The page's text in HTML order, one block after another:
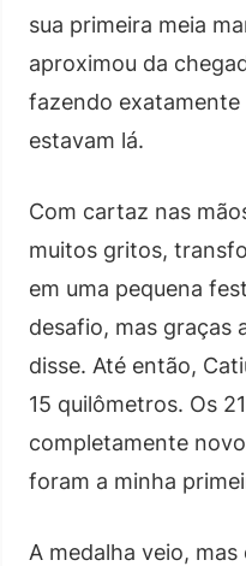
sua primeira meia
aproximou da
fazendo
estavam lá.
Com cartaz nas
muitos gritos,
em uma pequena
desafio, mas graças
disse. Até então,
15 quilômetros. Os
completamente
foram a minha
A medalha veio,